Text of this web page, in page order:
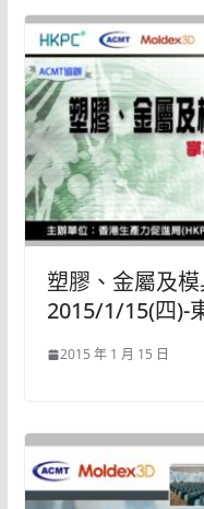
塑膠、金屬及
2015/1/15(四)-
2015 年 1 月 15 日